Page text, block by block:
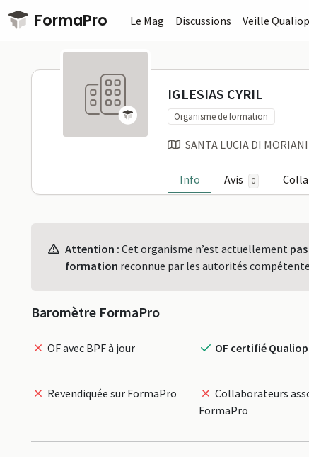
Passer au contenu principal
FormaPro Le Mag Discussions Veille
IGLESIAS
IGLESIAS CYRIL
Organisme de formation
SANTA LUCIA DI MORIANI
Info Avis 0
ProfilAttention : Cet organisme n’est actuellement
formation reconnue par les autorités
Baromètre FormaPro
OF avec BPF à jour OF certifié
Revendiquée sur FormaPro
Collaborateurs
FormaPro